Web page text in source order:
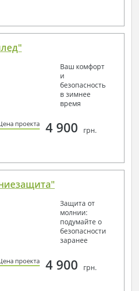
Ваш комфорт
и
безопасность
в зимнее
время
проекта 4 900 грн.
Защита от
молнии:
подумайте о
безопасности
заранее
проекта 4 900 грн.